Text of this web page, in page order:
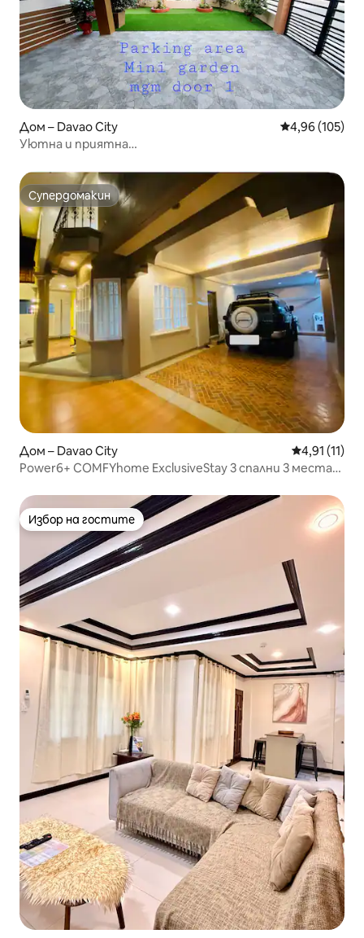
Дом – Davao City Средна
4,96 (105)
Уютна и приятна
летището•
Супердомакин
Супердомакин
Дом – Davao City Средна
4,91 (11)
Power6+ COMFYhome ExclusiveStay 3 спални 3 места
Избор на гостите
Избор на гостите